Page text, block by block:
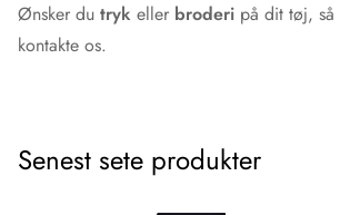
Ønsker du tryk eller broderi på dit tøj, så
kontakte os.
Senest sete produkter